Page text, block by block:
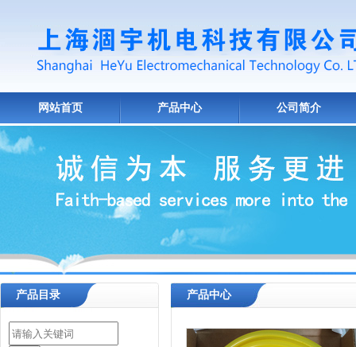
网站首页 产品中心 公司简介
产品目录 产品中心